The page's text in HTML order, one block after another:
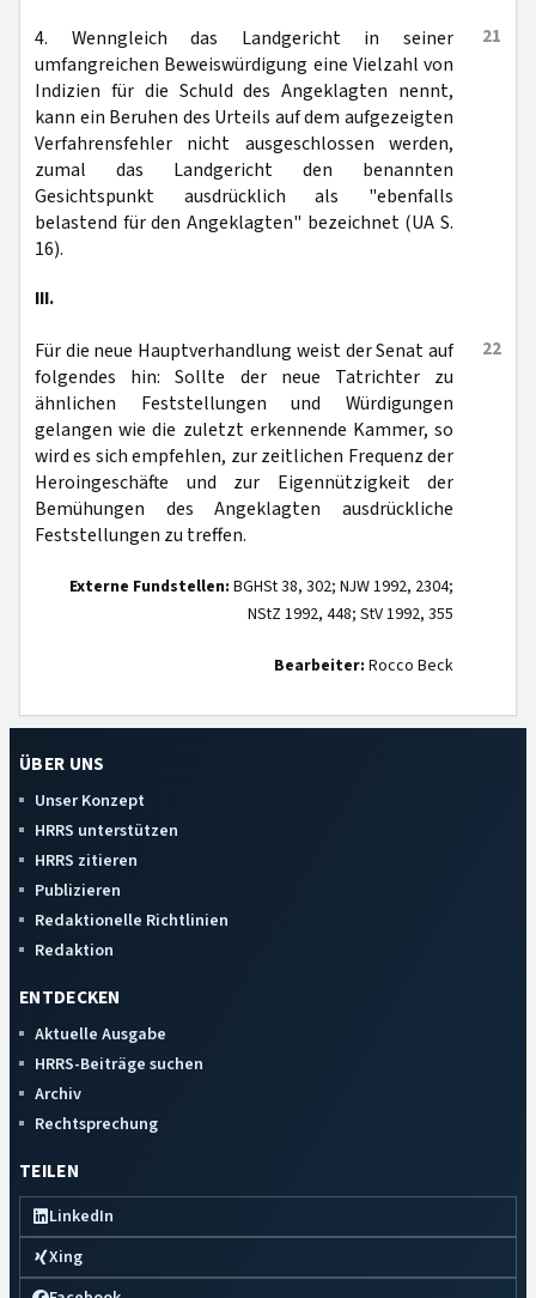
21
4. Wenngleich das Landgericht in seiner
umfangreichen Beweiswürdigung eine Vielzahl von
Indizien für die Schuld des Angeklagten nennt,
kann ein Beruhen des Urteils auf dem aufgezeigten
Verfahrensfehler nicht ausgeschlossen werden,
zumal das Landgericht den benannten
Gesichtspunkt ausdrücklich als "ebenfalls
belastend für den Angeklagten" bezeichnet (UA S.
16).
III.
22
Für die neue Hauptverhandlung weist der Senat auf
folgendes hin: Sollte der neue Tatrichter zu
ähnlichen Feststellungen und Würdigungen
gelangen wie die zuletzt erkennende Kammer, so
wird es sich empfehlen, zur zeitlichen Frequenz der
Heroingeschäfte und zur Eigennützigkeit der
Bemühungen des Angeklagten ausdrückliche
Feststellungen zu treffen.
Externe Fundstellen: BGHSt 38, 302; NJW 1992, 2304;
NStZ 1992, 448; StV 1992, 355
Bearbeiter: Rocco Beck
ÜBER UNS
Unser Konzept
HRRS unterstützen
HRRS zitieren
Publizieren
Redaktionelle Richtlinien
Redaktion
ENTDECKEN
Aktuelle Ausgabe
HRRS-Beiträge suchen
Archiv
Rechtsprechung
TEILEN
LinkedIn
Xing